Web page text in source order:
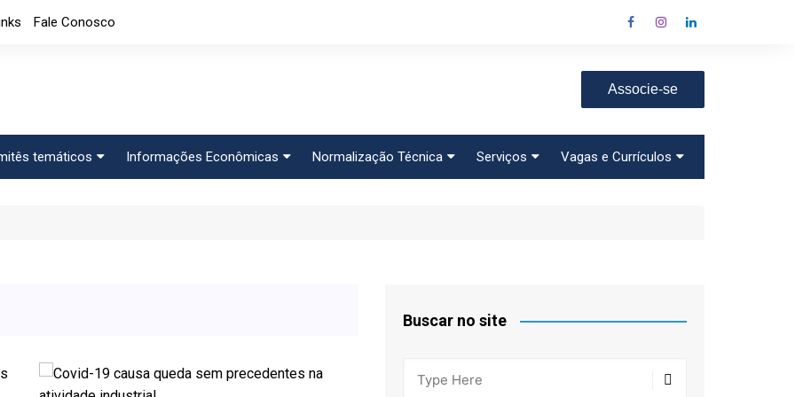
Fale Conosco
Associe-se
temáticos Informações Econômicas
Máquinas e Equipamentos
Normalização Técnica Serviços
Universidades
Vagas e Currículos
Buscar no site